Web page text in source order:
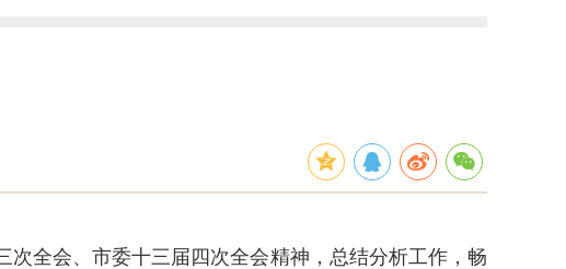
全会、市委十三届四次全会精神，总结分析工作，畅